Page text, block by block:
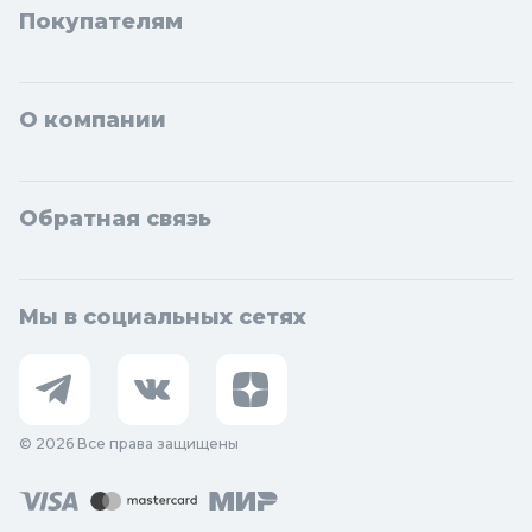
Покупателям
О компании
Обратная связь
Мы в социальных сетях
© 2026 Все права защищены